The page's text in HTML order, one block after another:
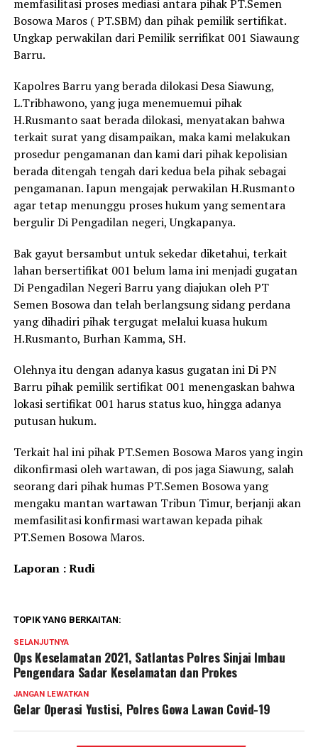
memfasilitasi proses mediasi antara pihak PT.Semen
Bosowa Maros ( PT.SBM) dan pihak pemilik sertifikat.
Ungkap perwakilan dari Pemilik serrifikat 001 Siawaung
Barru.
Kapolres Barru yang berada dilokasi Desa Siawung,
L.Tribhawono, yang juga menemuemui pihak
H.Rusmanto saat berada dilokasi, menyatakan bahwa
terkait surat yang disampaikan, maka kami melakukan
prosedur pengamanan dan kami dari pihak kepolisian
berada ditengah tengah dari kedua bela pihak sebagai
pengamanan. Iapun mengajak perwakilan H.Rusmanto
agar tetap menunggu proses hukum yang sementara
bergulir Di Pengadilan negeri, Ungkapanya.
Bak gayut bersambut untuk sekedar diketahui, terkait
lahan bersertifikat 001 belum lama ini menjadi gugatan
Di Pengadilan Negeri Barru yang diajukan oleh PT
Semen Bosowa dan telah berlangsung sidang perdana
yang dihadiri pihak tergugat melalui kuasa hukum
H.Rusmanto, Burhan Kamma, SH.
Olehnya itu dengan adanya kasus gugatan ini Di PN
Barru pihak pemilik sertifikat 001 menengaskan bahwa
lokasi sertifikat 001 harus status kuo, hingga adanya
putusan hukum.
Terkait hal ini pihak PT.Semen Bosowa Maros yang ingin
dikonfirmasi oleh wartawan, di pos jaga Siawung, salah
seorang dari pihak humas PT.Semen Bosowa yang
mengaku mantan wartawan Tribun Timur, berjanji akan
memfasilitasi konfirmasi wartawan kepada pihak
PT.Semen Bosowa Maros.
Laporan : Rudi
TOPIK YANG BERKAITAN:
SELANJUTNYA
Ops Keselamatan 2021, Satlantas Polres Sinjai Imbau
Pengendara Sadar Keselamatan dan Prokes
JANGAN LEWATKAN
Gelar Operasi Yustisi, Polres Gowa Lawan Covid-19